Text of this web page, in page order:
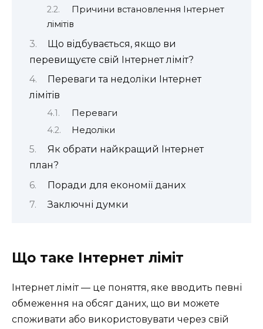
Причини встановлення Інтернет
лімітів
Що відбувається, якщо ви
перевищуєте свій Інтернет ліміт?
Переваги та недоліки Інтернет
лімітів
Переваги
Недоліки
Як обрати найкращий Інтернет
план?
Поради для економії даних
Заключні думки
Що таке Інтернет ліміт
Інтернет ліміт — це поняття, яке вводить певні
обмеження на обсяг даних, що ви можете
споживати або використовувати через свій